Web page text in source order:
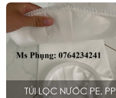
TÚI LỌC NƯỚC PE, PP